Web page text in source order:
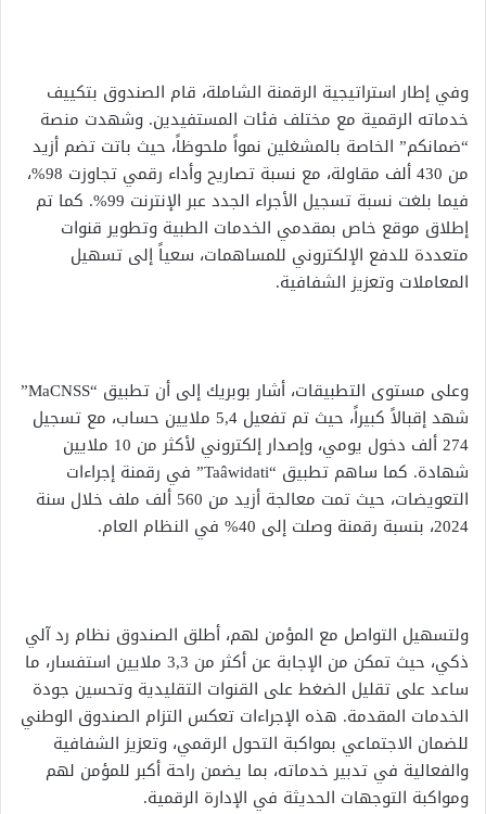
وفي إطار استراتيجية الرقمنة الشاملة، قام الصندوق بتكييف
خدماته الرقمية مع مختلف فئات المستفيدين. وشهدت منصة
“ضمانكم” الخاصة بالمشغلين نمواً ملحوظاً، حيث باتت تضم أزيد
من 430 ألف مقاولة، مع نسبة تصاريح وأداء رقمي تجاوزت 98%،
فيما بلغت نسبة تسجيل الأجراء الجدد عبر الإنترنت 99%. كما تم
إطلاق موقع خاص بمقدمي الخدمات الطبية وتطوير قنوات
متعددة للدفع الإلكتروني للمساهمات، سعياً إلى تسهيل
المعاملات وتعزيز الشفافية.
وعلى مستوى التطبيقات، أشار بوبريك إلى أن تطبيق “MaCNSS”
شهد إقبالاً كبيراً، حيث تم تفعيل 5,4 ملايين حساب، مع تسجيل
274 ألف دخول يومي، وإصدار إلكتروني لأكثر من 10 ملايين
شهادة. كما ساهم تطبيق “Taâwidati” في رقمنة إجراءات
التعويضات، حيث تمت معالجة أزيد من 560 ألف ملف خلال سنة
2024، بنسبة رقمنة وصلت إلى 40% في النظام العام.
ولتسهيل التواصل مع المؤمن لهم، أطلق الصندوق نظام رد آلي
ذكي، حيث تمكن من الإجابة عن أكثر من 3,3 ملايين استفسار، ما
ساعد على تقليل الضغط على القنوات التقليدية وتحسين جودة
الخدمات المقدمة. هذه الإجراءات تعكس التزام الصندوق الوطني
للضمان الاجتماعي بمواكبة التحول الرقمي، وتعزيز الشفافية
والفعالية في تدبير خدماته، بما يضمن راحة أكبر للمؤمن لهم
ومواكبة التوجهات الحديثة في الإدارة الرقمية.